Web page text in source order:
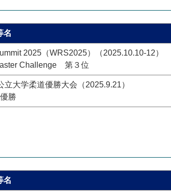
名
2025（WRS2025）（2025.10.10-12）
Challenge 第３位
立大学柔道優勝大会（2025.9.21）
勝
名